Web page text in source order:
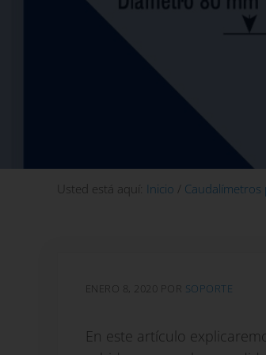
Usted está aquí: Inicio / Caudalímetros
ENERO 8, 2020 POR SOPORTE
En este artículo